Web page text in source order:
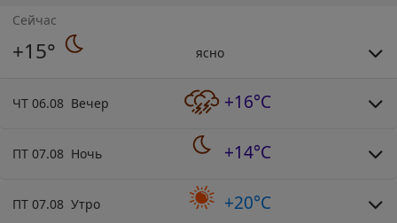
Сейчас
+15° ясно
ЧТ 06.08 Вечер +16°C
ПТ 07.08 Ночь +14°C
ПТ 07.08 Утро +20°C